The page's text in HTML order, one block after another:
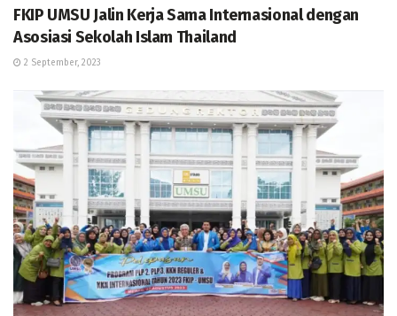
FKIP UMSU Jalin Kerja Sama Internasional dengan
Asosiasi Sekolah Islam Thailand
2 September, 2023